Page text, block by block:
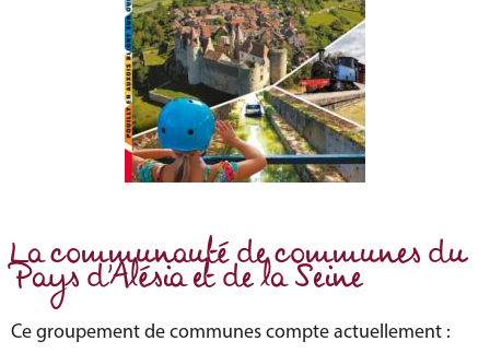
La communauté de communes du
Pays d’Alésia et de la Seine
Ce groupement de communes compte actuellement :